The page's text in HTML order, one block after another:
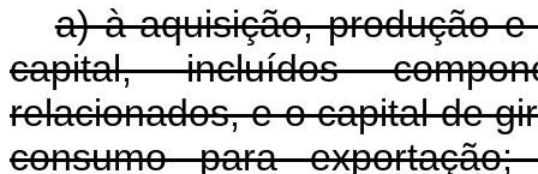
a) à aquisição, produção
capital, incluídos
relacionados, e o capital de
consumo para